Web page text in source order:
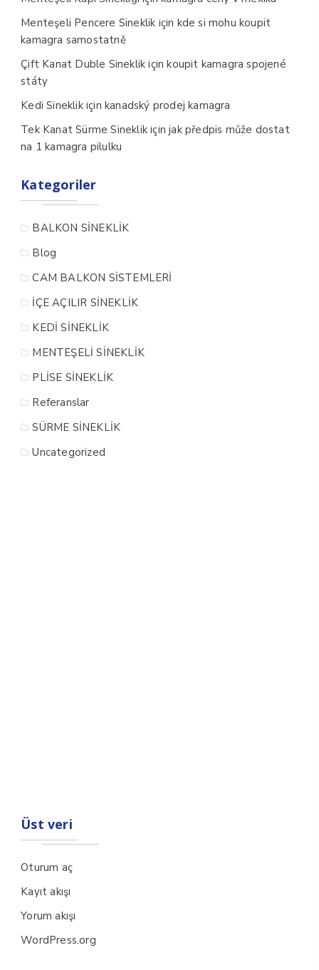
Menteşeli Pencere Sineklik için kde si mohu koupit
kamagra samostatně
Çift Kanat Duble Sineklik içinkoupit kamagra spojené
státy
Kedi Sineklikiçin kanadský prodej kamagra
Tek Kanat Sürme Sineklikiçinjak předpis může dostat
na 1 kamagra pilulku
Kategoriler
BALKON SİNEKLİK
Blog
CAM BALKON SİSTEMLERİ
İÇE AÇILIR SİNEKLİK
KEDİ SİNEKLİK
MENTEŞELİ SİNEKLİK
PLİSE SİNEKLİK
Referanslar
SÜRME SİNEKLİK
Uncategorized
Üst veri
Oturum aç
Kayıt akışı
Yorum akışı
WordPress.org